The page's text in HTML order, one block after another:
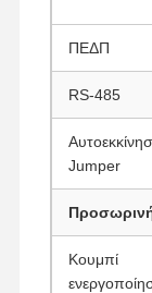
Αρχική
Σελίδα
ΠΕΔΠ
RS-485
Jumper
Κουμπί